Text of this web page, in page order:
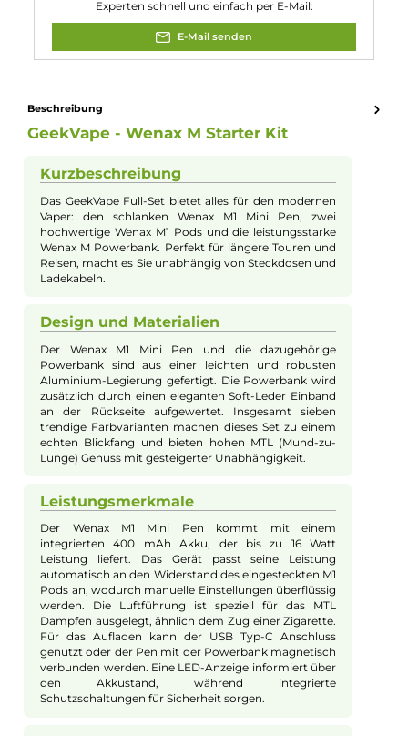
Beschreibung
GeekVape - Wenax M Starter Kit
Kurzbeschreibung
Das GeekVape Full-Set bietet alles für den modernen
Vaper: den schlanken Wenax M1 Mini Pen, zwei
hochwertige Wenax M1 Pods und die leistungsstarke
Füllvolumen: 2.0 ml
Eigenschaften
Bauform:
Display:
LED Monochrom
Eigenschaften:
Füllvolumen:
2ml
Maximale Leistung:
16W
Zugverhalten:
Mouth-to-Lung
Experte für dieses Produkt
Jannik Ittenbach
Produkt-Manager & Experte
Bei Fragen zu diesem Artikel kontaktieren Sie unseren
Experten schnell und einfach per E-Mail: